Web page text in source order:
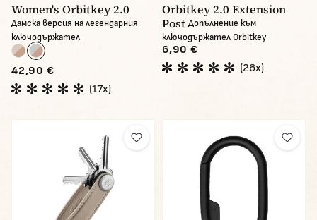
Women's Orbitkey 2.0
Дамска версия на легендарния
ключодържател
42,90 €
(17x)
Orbitkey 2.0 Extension
Post Допълнение към
ключодържател Orbitkey
6,90 €
(26x)